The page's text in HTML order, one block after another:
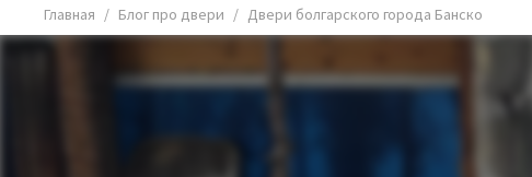
Главная Блог про двери Двери болгарского города Банско